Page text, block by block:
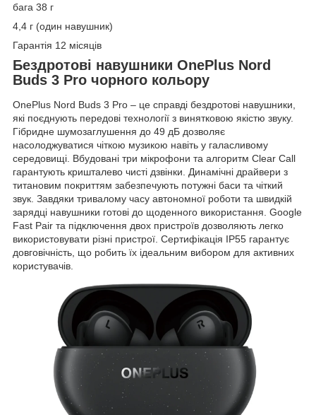
бага 38 г
4,4 г (один навушник)
Гарантія 12 місяців
Бездротові навушники OnePlus Nord
Buds 3 Pro чорного кольору
OnePlus Nord Buds 3 Pro – це справді бездротові навушники,
які поєднують передові технології з винятковою якістю звуку.
Гібридне шумозаглушення до 49 дБ дозволяє
насолоджуватися чіткою музикою навіть у галасливому
середовищі. Вбудовані три мікрофони та алгоритм Clear Call
гарантують кришталево чисті дзвінки. Динамічні драйвери з
титановим покриттям забезпечують потужні баси та чіткий
звук. Завдяки тривалому часу автономної роботи та швидкій
зарядці навушники готові до щоденного використання. Google
Fast Pair та підключення двох пристроїв дозволяють легко
використовувати різні пристрої. Сертифікація IP55 гарантує
довговічність, що робить їх ідеальним вибором для активних
користувачів.